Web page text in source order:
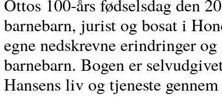
Ottos 100-års fødselsdag den
barnebarn, jurist og bosat i
egne nedskrevne erindringer
barnebarn. Bogen er
Hansens liv og tjeneste gennem